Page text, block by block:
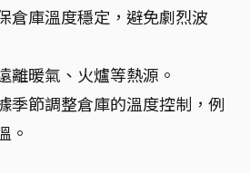
倉庫溫度穩定，避免劇烈波
離暖氣、火爐等熱源。
季節調整倉庫的溫度控制，例
。